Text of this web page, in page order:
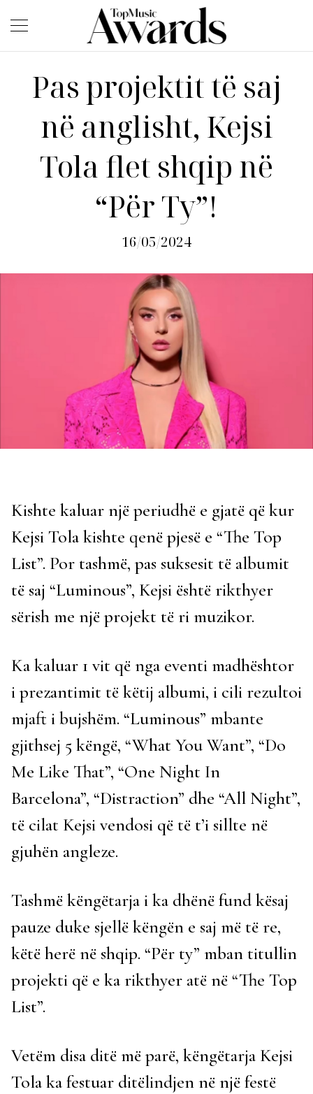
Pas projektit të saj
në anglisht, Kejsi
Tola flet shqip në
“Për Ty”!
16/05/2024
Kishte kaluar një periudhë e gjatë që kur
Kejsi Tola kishte qenë pjesë e “The Top
List”. Por tashmë, pas suksesit të albumit
të saj “Luminous”, Kejsi është rikthyer
sërish me një projekt të ri muzikor.
Ka kaluar 1 vit që nga eventi madhështor
i prezantimit të këtij albumi, i cili rezultoi
mjaft i bujshëm. “Luminous” mbante
gjithsej 5 këngë, “What You Want”, “Do
Me Like That”, “One Night In
Barcelona”, “Distraction” dhe “All Night”,
të cilat Kejsi vendosi që të t’i sillte në
gjuhën angleze.
Tashmë këngëtarja i ka dhënë fund kësaj
pauze duke sjellë këngën e saj më të re,
këtë herë në shqip. “Për ty” mban titullin
projekti që e ka rikthyer atë në “The Top
List”.
Vetëm disa ditë më parë, këngëtarja Kejsi
Tola ka festuar ditëlindjen në një festë